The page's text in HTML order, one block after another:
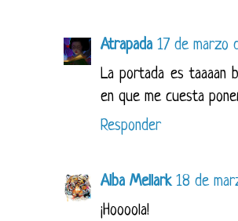
Atrapada 17 de marzo
La portada es taaaan
en que me cuesta
Responder
Alba Mellark 18 de
¡Hoooola!